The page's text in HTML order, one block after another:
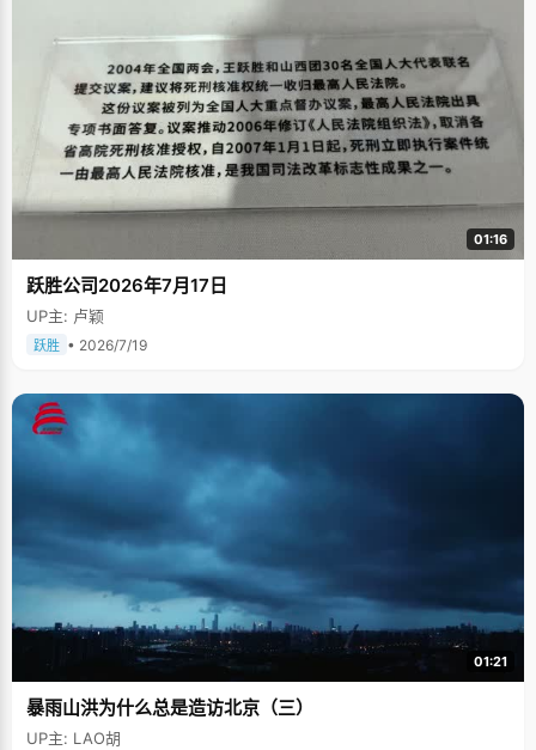
01:16
跃胜公司2026年7月17日
UP主: 卢颖
跃胜 • 2026/7/19
01:21
暴雨山洪为什么总是造访北京（三）
UP主: LAO胡